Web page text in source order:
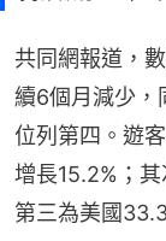
共同網報道，
續6個月減少，
位列第四。遊
增長15.2%；
第三為美國